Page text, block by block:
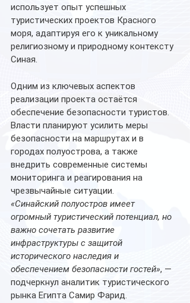
использует опыт успешных
туристических проектов Красного
моря, адаптируя его к уникальному
религиозному и природному контексту
Синая.
Одним из ключевых аспектов
реализации проекта остаётся
обеспечение безопасности туристов.
Власти планируют усилить меры
безопасности на маршрутах и в
городах полуострова, а также
внедрить современные системы
мониторинга и реагирования на
чрезвычайные ситуации.
«Синайский полуостров имеет
огромный туристический потенциал, но
важно сочетать развитие
инфраструктуры с защитой
исторического наследия и
обеспечением безопасности гостей», —
подчеркнул аналитик туристического
рынка Египта Самир Фарид.